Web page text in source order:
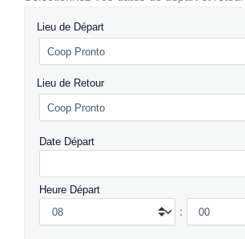
Lieu de Départ
Lieu de Retour
Date Départ
Heure Départ
: